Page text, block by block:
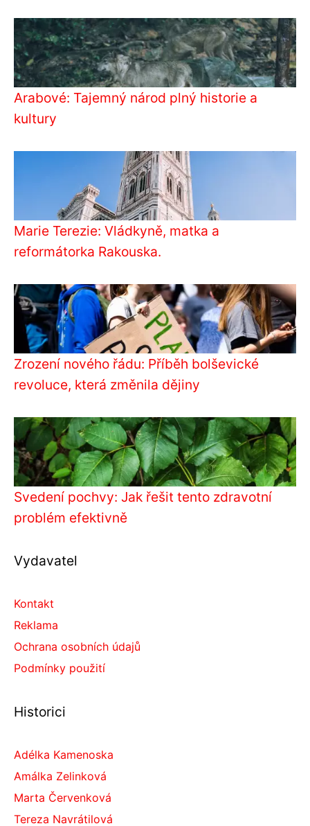
Arabové: Tajemný národ plný historie a
kultury
Marie Terezie: Vládkyně, matka a
reformátorka Rakouska.
Zrození nového řádu: Příběh bolševické
revoluce, která změnila dějiny
Svedení pochvy: Jak řešit tento zdravotní
problém efektivně
Vydavatel
Kontakt
Reklama
Ochrana osobních údajů
Podmínky použití
Historici
Adélka Kamenoska
Amálka Zelinková
Marta Červenková
Tereza Navrátilová